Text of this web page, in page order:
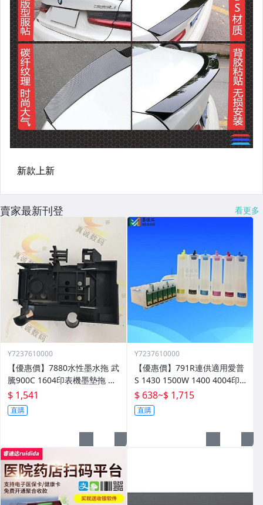
賣家最新刊登 看更多
Y7237610000
【優惠價】7880水性墨水拖 武
騰900C 1604印表機墨墊拖 設
備配件 墨水託零件
$ 1,541
直購
Y7237610000
【優惠價】791R連供適用愛普
S 1430 1500W 1400 4004印
表機墨水盒晶片連供
$ 638~$ 1,715
直購